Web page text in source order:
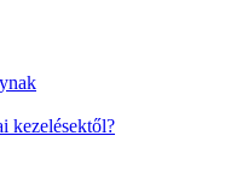
kezelésektől?